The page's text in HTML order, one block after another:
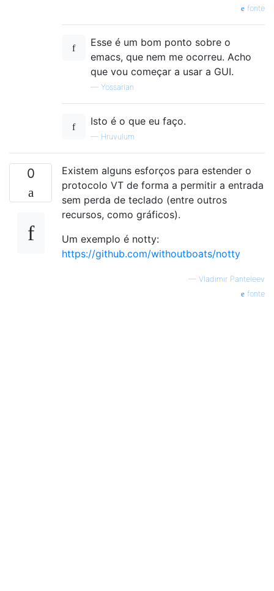
fonte
Esse é um bom ponto sobre o
emacs, que nem me ocorreu. Acho
que vou começar a usar a GUI.
— Yossarian
Isto é o que eu faço.
— Hruvulum
0
Existem alguns esforços para estender o
protocolo VT de forma a permitir a entrada
sem perda de teclado (entre outros
recursos, como gráficos).
Um exemplo é notty:
https://github.com/withoutboats/notty
— Vladimir Panteleev
fonte